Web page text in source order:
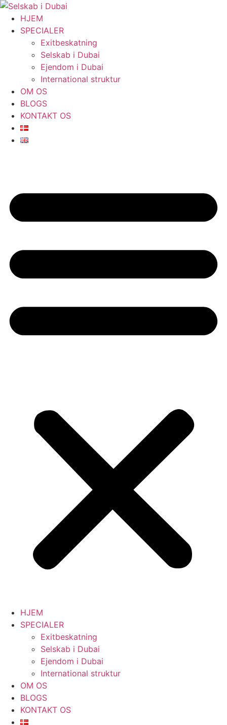
Videre
indhold
HJEM
SPECIALER
Exitbeskatning
Selskab i Dubai
Ejendom i Dubai
International struktur
OM OS
BLOGS
KONTAKT OS
HJEM
SPECIALER
Exitbeskatning
Selskab i Dubai
Ejendom i Dubai
International struktur
OM OS
BLOGS
KONTAKT OS